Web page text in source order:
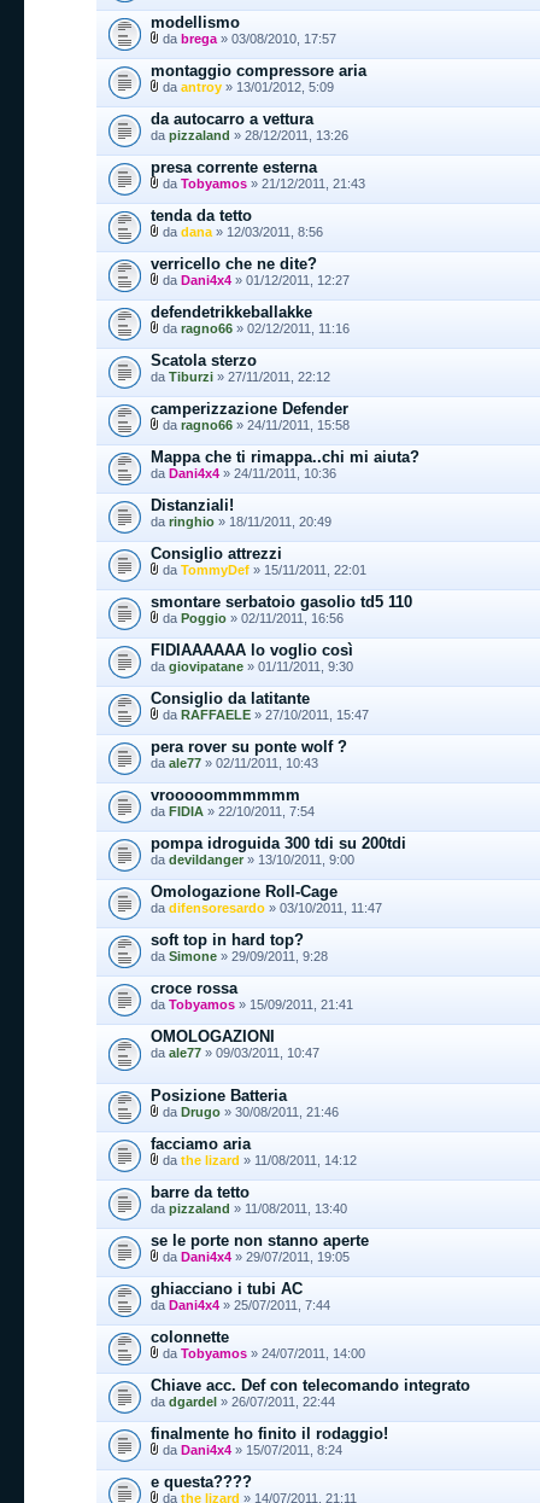
modellismo
da brega » 03/08/2010, 17:57
montaggio compressore aria
da antroy » 13/01/2012, 5:09
da autocarro a vettura
da pizzaland » 28/12/2011, 13:26
presa corrente esterna
da Tobyamos » 21/12/2011, 21:43
tenda da tetto
da dana » 12/03/2011, 8:56
verricello che ne dite?
da Dani4x4 » 01/12/2011, 12:27
defendetrikkeballakke
da ragno66 » 02/12/2011, 11:16
Scatola sterzo
da Tiburzi » 27/11/2011, 22:12
camperizzazione Defender
da ragno66 » 24/11/2011, 15:58
Mappa che ti rimappa..chi mi aiuta?
da Dani4x4 » 24/11/2011, 10:36
Distanziali!
da ringhio » 18/11/2011, 20:49
Consiglio attrezzi
da TommyDef » 15/11/2011, 22:01
smontare serbatoio gasolio td5 110
da Poggio » 02/11/2011, 16:56
FIDIAAAAAA lo voglio così
da giovipatane » 01/11/2011, 9:30
Consiglio da latitante
da RAFFAELE » 27/10/2011, 15:47
pera rover su ponte wolf ?
da ale77 » 02/11/2011, 10:43
vrooooommmmmm
da FIDIA » 22/10/2011, 7:54
pompa idroguida 300 tdi su 200tdi
da devildanger » 13/10/2011, 9:00
Omologazione Roll-Cage
da difensoresardo » 03/10/2011, 11:47
soft top in hard top?
da Simone » 29/09/2011, 9:28
croce rossa
da Tobyamos » 15/09/2011, 21:41
OMOLOGAZIONI
da ale77 » 09/03/2011, 10:47
Posizione Batteria
da Drugo » 30/08/2011, 21:46
facciamo aria
da the lizard » 11/08/2011, 14:12
barre da tetto
da pizzaland » 11/08/2011, 13:40
se le porte non stanno aperte
da Dani4x4 » 29/07/2011, 19:05
ghiacciano i tubi AC
da Dani4x4 » 25/07/2011, 7:44
colonnette
da Tobyamos » 24/07/2011, 14:00
Chiave acc. Def con telecomando integrato
da dgardel » 26/07/2011, 22:44
finalmente ho finito il rodaggio!
da Dani4x4 » 15/07/2011, 8:24
e questa????
da the lizard » 14/07/2011, 21:11